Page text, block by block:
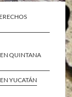
QUINTANA
YUCATÁN